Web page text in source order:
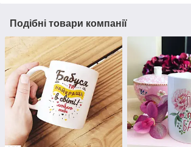
Подібні товари компанії